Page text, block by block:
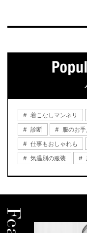
着こなしマンネリ
診断
服のお
仕事もおしゃれも
気温別の服装